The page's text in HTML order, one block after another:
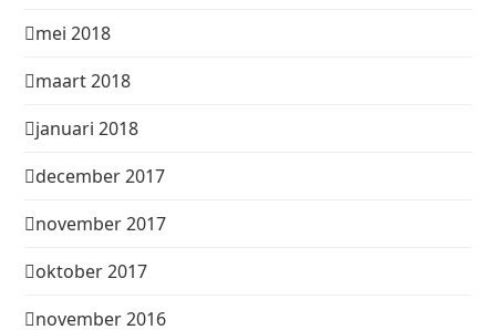
mei 2018
maart 2018
januari 2018
december 2017
november 2017
oktober 2017
november 2016